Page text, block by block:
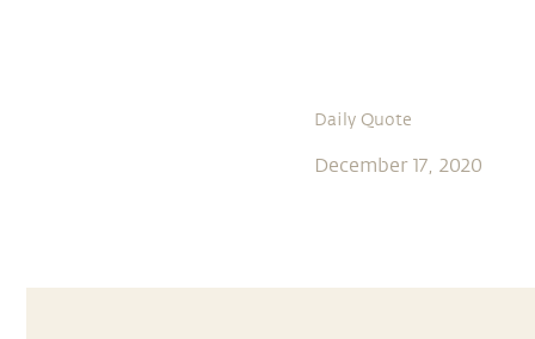
Daily Quote
December 17, 2020